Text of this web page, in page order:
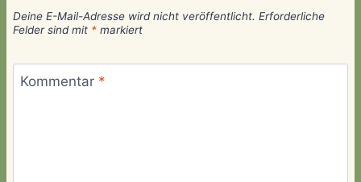
Deine E-Mail-Adresse wird nicht veröffentlicht. Erforderliche
Felder sind mit * markiert
Kommentar *